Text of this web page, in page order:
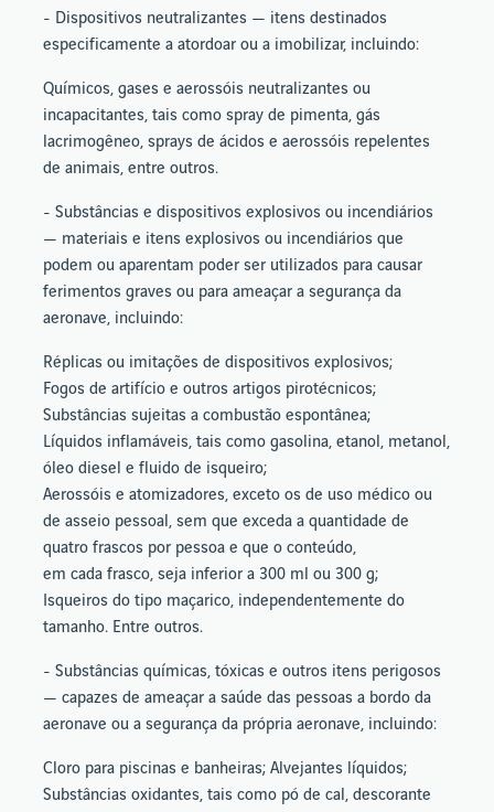
- Dispositivos neutralizantes — itens destinados
especificamente a atordoar ou a imobilizar, incluindo:
Químicos, gases e aerossóis neutralizantes ou
incapacitantes, tais como spray de pimenta, gás
lacrimogêneo, sprays de ácidos e aerossóis repelentes
de animais, entre outros.
- Substâncias e dispositivos explosivos ou incendiários
— materiais e itens explosivos ou incendiários que
podem ou aparentam poder ser utilizados para causar
ferimentos graves ou para ameaçar a segurança da
aeronave, incluindo:
Réplicas ou imitações de dispositivos explosivos;
Fogos de artifício e outros artigos pirotécnicos;
Substâncias sujeitas a combustão espontânea;
Líquidos inflamáveis, tais como gasolina, etanol, metanol,
óleo diesel e fluido de isqueiro;
Aerossóis e atomizadores, exceto os de uso médico ou
de asseio pessoal, sem que exceda a quantidade de
quatro frascos por pessoa e que o conteúdo,
em cada frasco, seja inferior a 300 ml ou 300 g;
Isqueiros do tipo maçarico, independentemente do
tamanho. Entre outros.
- Substâncias químicas, tóxicas e outros itens perigosos
— capazes de ameaçar a saúde das pessoas a bordo da
aeronave ou a segurança da própria aeronave, incluindo:
Cloro para piscinas e banheiras; Alvejantes líquidos;
Substâncias oxidantes, tais como pó de cal, descorante